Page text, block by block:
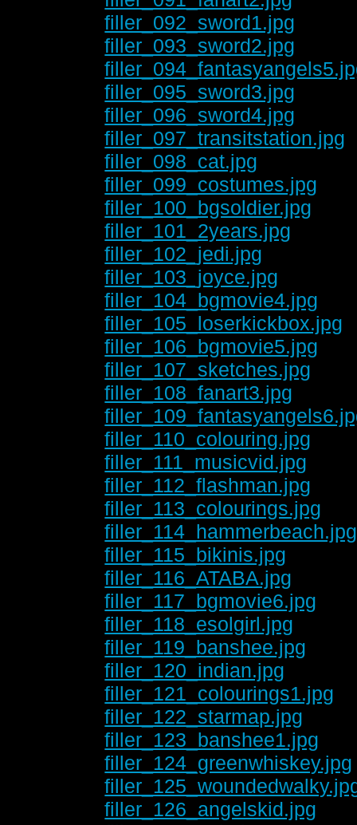
filler_092_sword1.jpg
filler_093_sword2.jpg
filler_095_sword3.jpg
filler_096_sword4.jpg
filler_097_transitstation.jpg
filler_098_cat.jpg
filler_099_costumes.jpg
filler_100_bgsoldier.jpg
filler_101_2years.jpg
filler_102_jedi.jpg
filler_103_joyce.jpg
filler_104_bgmovie4.jpg
filler_105_loserkickbox.jpg
filler_106_bgmovie5.jpg
filler_107_sketches.jpg
filler_108_fanart3.jpg
filler_110_colouring.jpg
filler_111_musicvid.jpg
filler_112_flashman.jpg
filler_113_colourings.jpg
filler_114_hammerbeach.jpg
filler_115_bikinis.jpg
filler_116_ATABA.jpg
filler_117_bgmovie6.jpg
filler_118_esolgirl.jpg
filler_119_banshee.jpg
filler_120_indian.jpg
filler_121_colourings1.jpg
filler_122_starmap.jpg
filler_123_banshee1.jpg
filler_124_greenwhiskey.jpg
filler_126_angelskid.jpg